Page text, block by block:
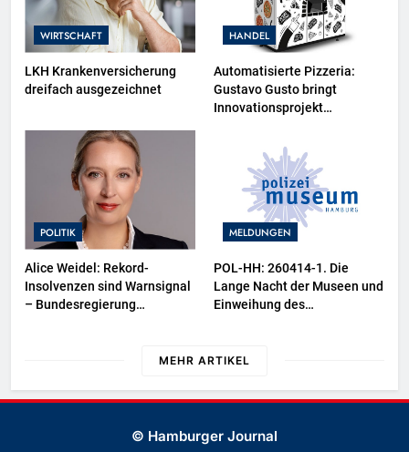
WIRTSCHAFT
LKH Krankenversicherung
dreifach ausgezeichnet
HANDEL
Automatisierte Pizzeria:
Gustavo Gusto bringt
Innovationsprojekt
POLITIK
Alice Weidel: Rekord-
Insolvenzen sind Warnsignal
– Bundesregierung
MELDUNGEN
POL-HH: 260414-1. Die
Lange Nacht der Museen und
Einweihung des
Ausstellungsbereiche im
MEHR ARTIKEL
© Hamburger Journal